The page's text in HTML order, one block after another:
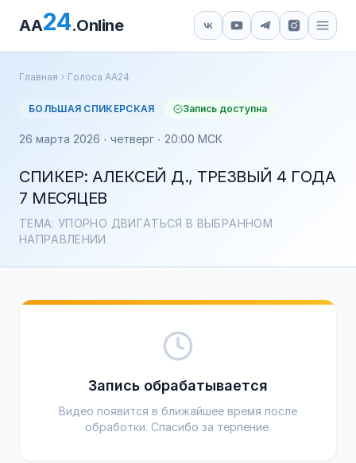
AA24.Online
Главная Голоса АА24
БОЛЬШАЯ СПИКЕРСКАЯ Запись доступна
26 марта 2026 · четверг · 20:00 МСК
СПИКЕР: АЛЕКСЕЙ Д., ТРЕЗВЫЙ 4 ГОДА
7 МЕСЯЦЕВ
ТЕМА: УПОРНО ДВИГАТЬСЯ В ВЫБРАННОМ
НАПРАВЛЕНИИ
Запись обрабатывается
Видео появится в ближайшее время после
обработки. Спасибо за терпение.